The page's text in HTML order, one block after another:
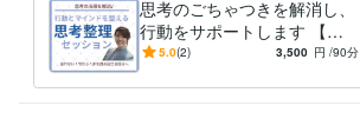
思考のごちゃつきを解消し、
行動をサポートします 【即
一歩を踏み出せる思考整理で
5.0(2) 3,500 円 /90分